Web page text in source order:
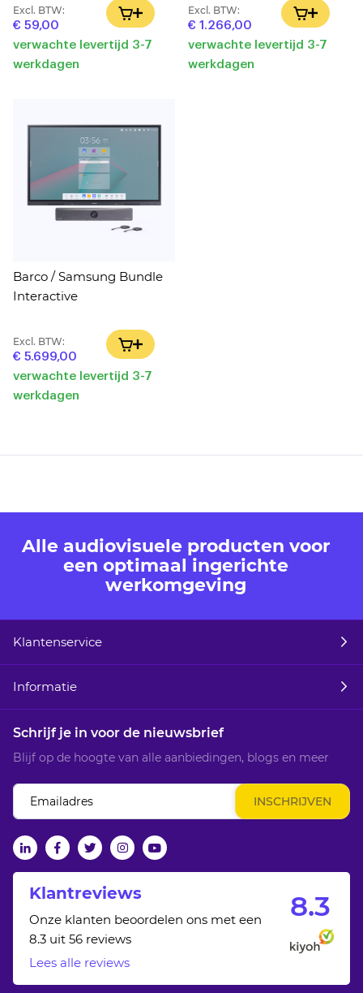
Excl. BTW:
€ 59,00
IN WINKELWAGEN
verwachte levertijd 3-7
werkdagen
Excl. BTW:
€ 1.266,00
IN
verwachte levertijd 3-7
werkdagen
Barco / Samsung Bundle
Interactive
Excl. BTW:
€ 5.699,00
IN WINKELWAGEN
verwachte levertijd 3-7
werkdagen
Alle audiovisuele producten voor
een optimaal ingerichte
werkomgeving
Klantenservice
Informatie
Schrijf je in voor de nieuwsbrief
Blijf op de hoogte van alle aanbiedingen, blogs en meer
Abonneer
u
onze
nieuwsbrief
INSCHRIJVEN
linkedinfacebook
twitterInstagramYoutube
Klantreviews
Onze klanten beoordelen ons met een
8.3 uit 56 reviews
Lees alle reviews
8.3